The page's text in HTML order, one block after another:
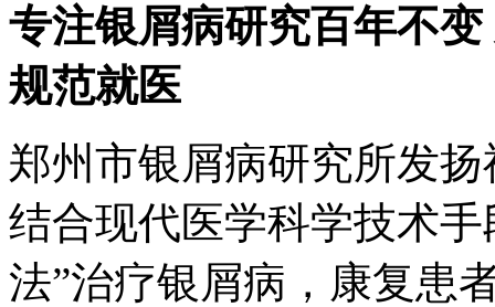
专注银屑病研究百年不
规范就医
郑州市银屑病研究所发
结合现代医学科学技术
法”治疗银屑病，康复患